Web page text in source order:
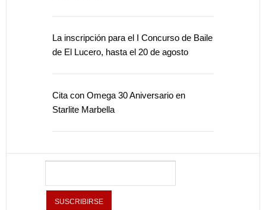
La inscripción para el I Concurso de Baile
de El Lucero, hasta el 20 de agosto
Cita con Omega 30 Aniversario en
Starlite Marbella